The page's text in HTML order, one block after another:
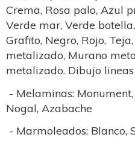
Crema, Rosa palo, Azul
Verde mar, Verde
Grafito, Negro, Rojo,
metalizado, Murano
metalizado. Dibujo
- Melaminas:
Nogal, Azabache
- Marmoleados: Blanco,